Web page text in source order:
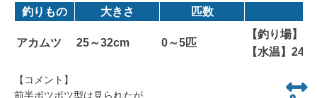
釣りもの 大きさ 匹数
アカムツ 25～32cm 0～5匹
【釣り場】
【水温】
【コメント】
前半ポツポツ型は見られたが